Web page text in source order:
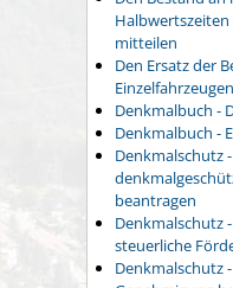
Halbwertszeiten
mitteilen
Den Ersatz der
Denkmalbuch -
Denkmalbuch -
Denkmalschutz
beantragen
Denkmalschutz
steuerliche
Denkmalschutz